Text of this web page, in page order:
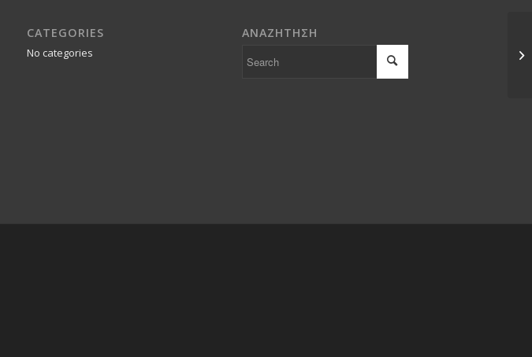
CATEGORIES
No categories
ΑΝΑΖΗΤΗΣΗ